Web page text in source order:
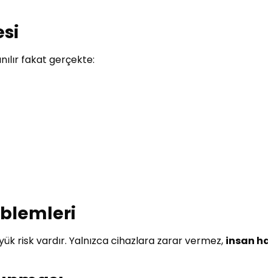
fakat gerçekte:
risk vardır. Yalnızca cihazlara zarar vermez, insan